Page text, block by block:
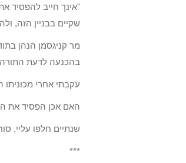
"אינך חייב להפסיד
שקיים בבניין הזה,
מר קניגסמן הנהן
בהכנעה לדעת
עקבתי אחרי
האם אכן הפסיד את
שנתיים חלפו עליי,
***